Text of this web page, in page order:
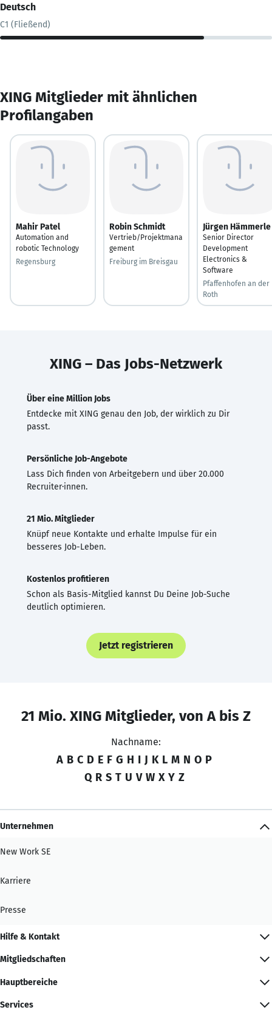
Deutsch
C1 (Fließend)
XING Mitglieder mit ähnlichen
Profilangaben
Mahir Patel
Automation and
robotic Technology
Regensburg
Robin Schmidt
Vertrieb/Projektmana
gement
Freiburg im Breisgau
Jürgen Hämmerle
Senior Director
Development
Electronics &
Software
Pfaffenhofen an der
Roth
XING – Das Jobs-Netzwerk
Über eine Million Jobs
Entdecke mit XING genau den Job, der wirklich zu Dir
passt.
Persönliche Job-Angebote
Lass Dich finden von Arbeitgebern und über 20.000
Recruiter·innen.
21 Mio. Mitglieder
Knüpf neue Kontakte und erhalte Impulse für ein
besseres Job-Leben.
Kostenlos profitieren
Schon als Basis-Mitglied kannst Du Deine Job-Suche
deutlich optimieren.
Jetzt registrieren
21 Mio. XING Mitglieder, von A bis Z
Nachname:
A B C D E F G H I J K L M N O P
Q R S T U V W X Y Z
Unternehmen
New Work SE
Karriere
Presse
Hilfe & Kontakt
Mitgliedschaften
Hauptbereiche
Services